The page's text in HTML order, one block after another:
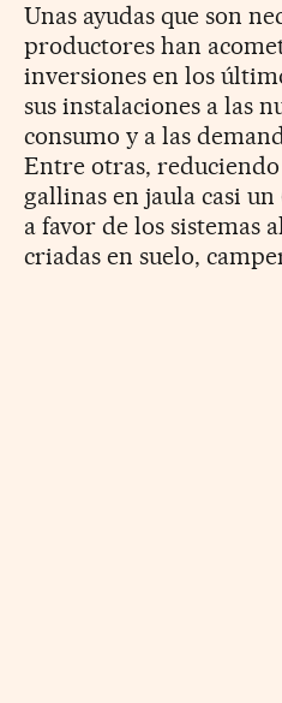
Unas ayudas que son
productores han
inversiones en los
sus instalaciones a las
consumo y a las
Entre otras,
gallinas en jaula casi
a favor de los sistemas
criadas en suelo,